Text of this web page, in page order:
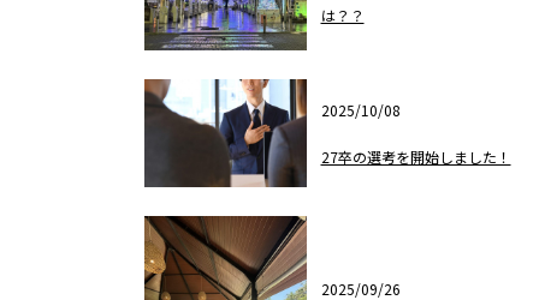
は？？
2025/10/08
27卒の選考を開始しました！
2025/09/26